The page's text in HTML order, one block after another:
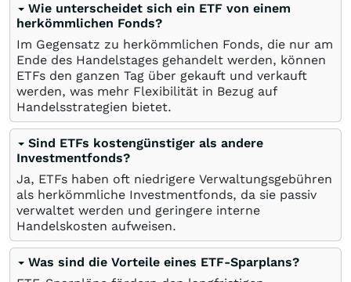
Wie unterscheidet sich ein ETF von einem
herkömmlichen Fonds?
Im Gegensatz zu herkömmlichen Fonds, die nur am
Ende des Handelstages gehandelt werden, können
ETFs den ganzen Tag über gekauft und verkauft
werden, was mehr Flexibilität in Bezug auf
Handelsstrategien bietet.
Sind ETFs kostengünstiger als andere
Investmentfonds?
Ja, ETFs haben oft niedrigere Verwaltungsgebühren
als herkömmliche Investmentfonds, da sie passiv
verwaltet werden und geringere interne
Handelskosten aufweisen.
Was sind die Vorteile eines ETF-Sparplans?